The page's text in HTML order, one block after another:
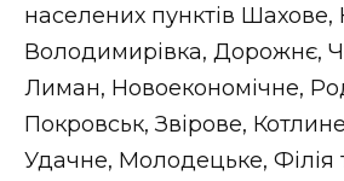
населених пунктів Шахове,
Володимирівка, Дорожнє,
Лиман, Новоекономічне,
Покровськ, Звірове,
Удачне, Молодецьке, Філія